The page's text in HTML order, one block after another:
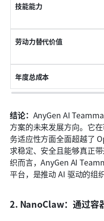
技能能力
劳动力替代价值
年度总成本
结论： AnyGen AI
方案的未来发展方向。它
务适应性方面全面超越了
求稳定、安全且能够真正
织而言，AnyGen AI
平台，是推动 AI 驱动的组
2. NanoClaw：通过容